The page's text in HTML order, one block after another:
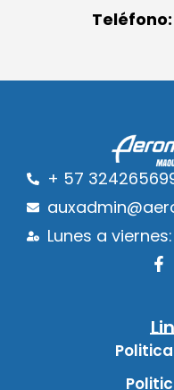
Teléfono:
+ 57
Lunes a